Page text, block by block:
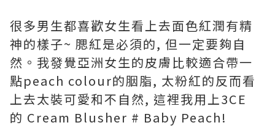
很多男生都喜歡女生看上去面色紅潤有精
神的樣子~ 腮紅是必須的, 但一定要夠自
然。我發覺亞洲女生的皮膚比較適合帶一
點peach colour的胭脂, 太粉紅的反而看
上去太裝可愛和不自然, 這裡我用上3CE
的 Cream Blusher # Baby Peach!